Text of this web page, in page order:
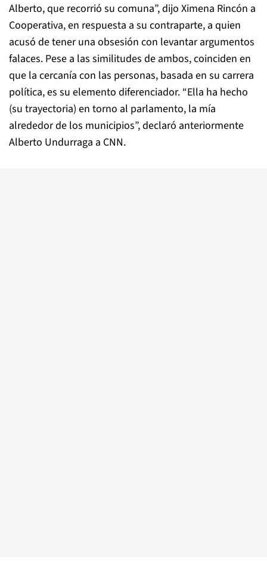
Alberto, que recorrió su comuna”, dijo Ximena Rincón a
Cooperativa, en respuesta a su contraparte, a quien
acusó de tener una obsesión con levantar argumentos
falaces. Pese a las similitudes de ambos, coinciden en
que la cercanía con las personas, basada en su carrera
política, es su elemento diferenciador. “Ella ha hecho
(su trayectoria) en torno al parlamento, la mía
alrededor de los municipios”, declaró anteriormente
Alberto Undurraga a CNN.